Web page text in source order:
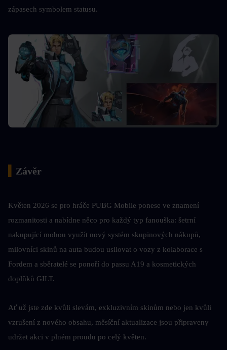
zápasech symbolem statusu.
Závěr
Květen 2026 se pro hráče PUBG Mobile ponese ve znamení
rozmanitosti a nabídne něco pro každý typ fanouška: šetrní
nakupující mohou využít nový systém skupinových nákupů,
milovníci skinů na auta budou usilovat o vozy z kolaborace s
Fordem a sběratelé se ponoří do passu A19 a kosmetických
doplňků GILT.
Ať už jste zde kvůli slevám, exkluzivním skinům nebo jen kvůli
vzrušení z nového obsahu, měsíční aktualizace jsou připraveny
udržet akci v plném proudu po celý květen.